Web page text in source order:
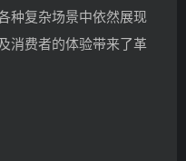
种复杂场景中依然展现
消费者的体验带来了革